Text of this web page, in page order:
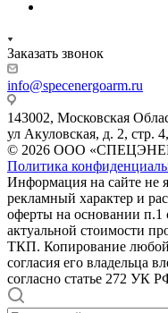
Заказать звонок
info@specenergoarm.ru
143002, Московская
ул Акуловская, д. 2, стр.
© 2026 ООО
Политика
Информация на сайте не
рекламный характер и
оферты на основании
актуальной стоимости
ТКП. Копирование любой
согласия его владельца
согласно статье 272 УК